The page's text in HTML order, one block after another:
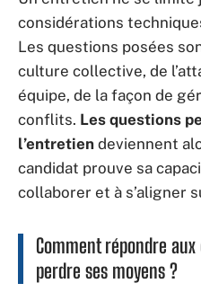
considérations
Les questions posées
culture collective, de
équipe, de la façon de
conflits. Les questions
l’entretien deviennent
candidat prouve sa
collaborer et à s’aligner
Comment répondre
perdre ses moyens ?